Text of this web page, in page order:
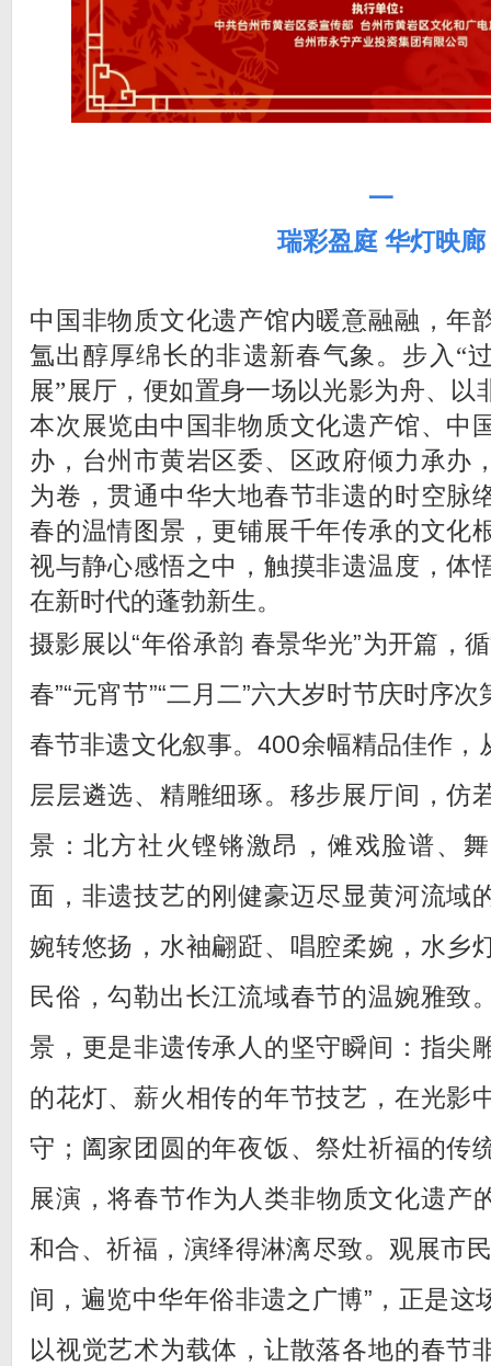
一
瑞彩盈庭 华灯映廊
中国非物质文化遗产馆内暖意融融，年
氲出醇厚绵长的非遗新春气象。步入
展”展厅，便如置身一场以光影为舟、以
本次展览由中国非物质文化遗产馆、中
办，台州市黄岩区委、区政府倾力承办
为卷，贯通中华大地春节非遗的时空脉
春的温情图景，更铺展千年传承的文化
视与静心感悟之中，触摸非遗温度，体
在新时代的蓬勃新生。
摄影展以“年俗承韵 春景华光”为开篇，循
春”“元宵节”“二月二”六大岁时节庆时序
春节非遗文化叙事。400余幅精品佳作，
层层遴选、精雕细琢。移步展厅间，仿
景：北方社火铿锵激昂，傩戏脸谱、
面，非遗技艺的刚健豪迈尽显黄河流域
婉转悠扬，水袖翩跹、唱腔柔婉，水乡
民俗，勾勒出长江流域春节的温婉雅致
景，更是非遗传承人的坚守瞬间：指尖
的花灯、薪火相传的年节技艺，在光影
守；阖家团圆的年夜饭、祭灶祈福的传
展演，将春节作为人类非物质文化遗
和合、祈福，演绎得淋漓尽致。观展市
间，遍览中华年俗非遗之广博”，正是这
以视觉艺术为载体，让散落各地的春节